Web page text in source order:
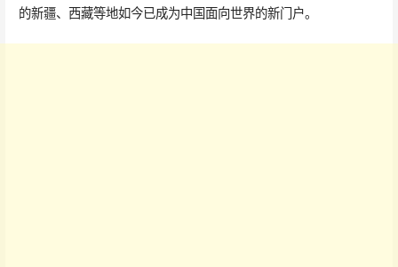
的新疆、西藏等地如今已成为中国面向世界的新门户。